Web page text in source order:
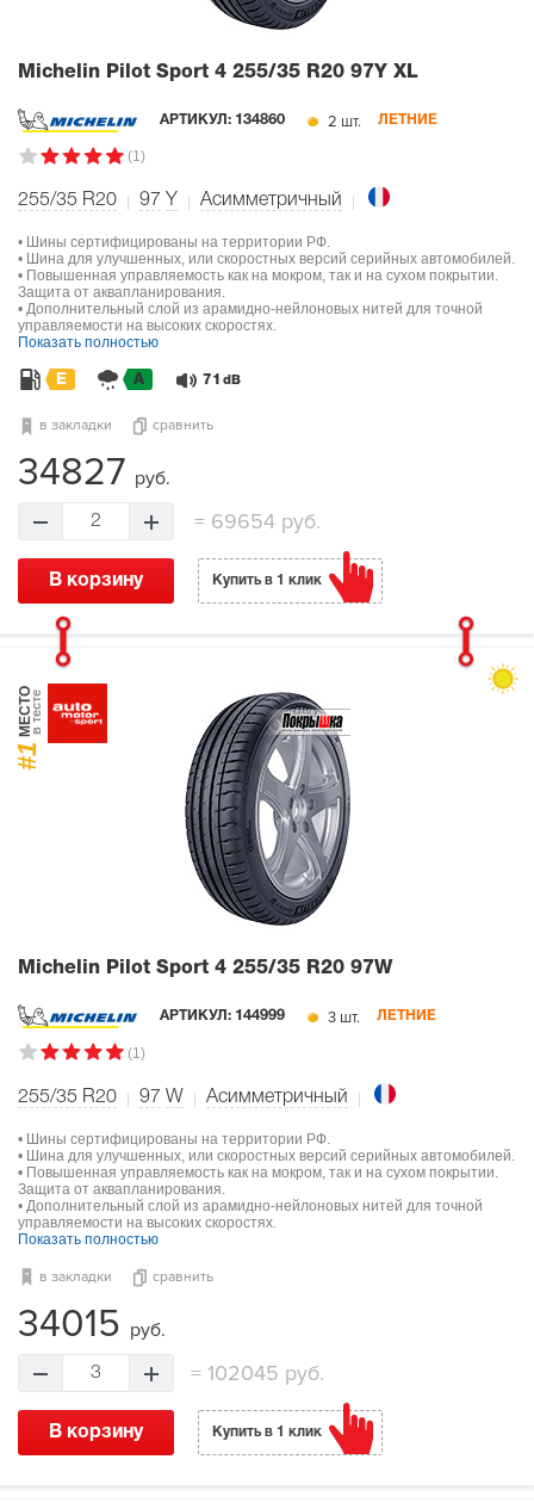
Michelin Pilot Sport 4 255/35 R20 97Y XL
АРТИКУЛ: 134860 2 шт. ЛЕТНИЕ
(1)
255/35 R20 97 Y Асимметричный
• Шины сертифицированы на территории РФ.
• Шина для улучшенных, или скоростных версий серийных автомобилей.
• Повышенная управляемость как на мокром, так и на сухом покрытии.
Защита от аквапланирования.
• Дополнительный слой из арамидно-нейлоновых нитей для точной
управляемости на высоких скоростях.
Показать полностью
E A 71 dB
в закладки сравнить
34827 руб.
2 =69654 руб.
В корзину Купить в 1 клик
#1
МЕСТОв тесте
Michelin Pilot Sport 4 255/35 R20 97W
АРТИКУЛ: 144999 3 шт. ЛЕТНИЕ
(1)
255/35 R20 97 W Асимметричный
• Шины сертифицированы на территории РФ.
• Шина для улучшенных, или скоростных версий серийных автомобилей.
• Повышенная управляемость как на мокром, так и на сухом покрытии.
Защита от аквапланирования.
• Дополнительный слой из арамидно-нейлоновых нитей для точной
управляемости на высоких скоростях.
Показать полностью
в закладки сравнить
34015 руб.
3 =102045 руб.
В корзину Купить в 1 клик